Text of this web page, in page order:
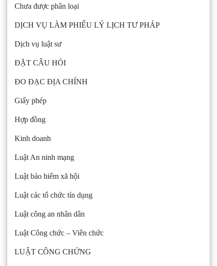
Chưa được phân loại
DỊCH VỤ LÀM PHIẾU LÝ LỊCH TƯ PHÁP
Dịch vụ luật sư
ĐẶT CÂU HỎI
ĐO ĐẠC ĐỊA CHÍNH
Giấy phép
Hợp đồng
Kinh doanh
Luật An ninh mạng
Luật bảo hiểm xã hội
Luật các tổ chức tín dụng
Luật công an nhân dân
Luật Công chức – Viên chức
LUẬT CÔNG CHỨNG